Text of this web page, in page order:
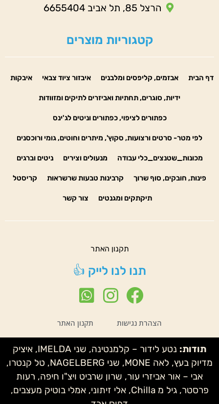
הרצל 85, תל אביב 6655404
קטגוריות מוצרים
דף הבית אבזמים, קליפסים ומלבנים איבזור ציוד צבאי איבקות
ידיות, סוגרים, תחתיות ואביזרים לתיקים ומזוודות
כפתורים לציפוי, כפתורים וניטים לג'ינס
לפי מטר- סרטים ורצועות, סקוץ', מיתרים וחוטים, גומי ורוכסנים
מכונות_שטנצים_כלי עבודה מנעולים וצירים ניטים וברגים
פינות, חובקים, סוף שרוך קרבינות טבעות שרשראות קריסטל
תיקתקים ומגנטים צור קשר
תקנון האתר
תנו לנו לייק 👍
הצהרת נגישות תקנון האתר
תודות:
נטע לידור – קלמנטינה, שני IMELDA, איציק
מדיוק בעץ, לאה MONE, שני NAGELBERG, טל קנטרו,
אבי – אור אביזרי עור, שרון שרביט ויצ"ו חיפה, רעות
פרסטר, גיל מ Chilla, אלי זיתוני, אמלי בוטיק מעצבים,